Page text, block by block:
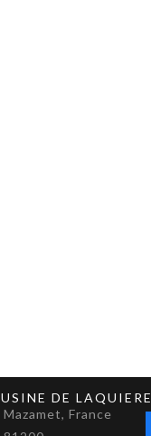
Mazamet, France
USINE DE LAQUIERE